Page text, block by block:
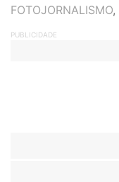
TAGS
FOTOJORNALISMO,
PUBLICIDADE